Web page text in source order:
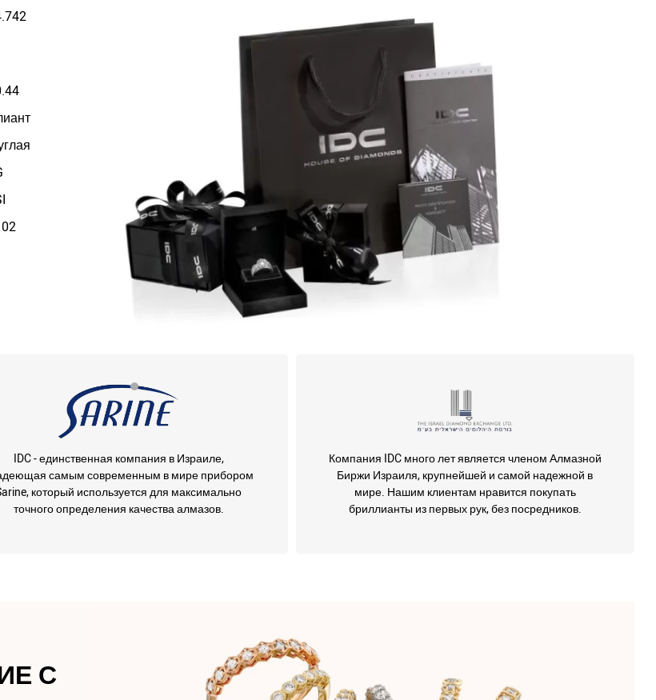
IDC - единственная компания в Израиле,
самым современным в мире прибором
который используется для максимально
точного определения качества алмазов.
Компания IDC много лет является членом Алмазной
Биржи Израиля, крупнейшей и самой надежной в
мире. Нашим клиентам нравится покупать
бриллианты из первых рук, без посредников.
С